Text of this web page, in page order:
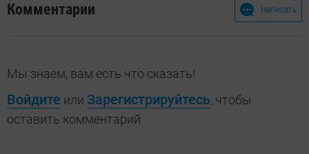
Комментарии Написать
Мы знаем, вам есть что сказать!
Войдите или Зарегистрируйтесь, чтобы
оставить комментарий